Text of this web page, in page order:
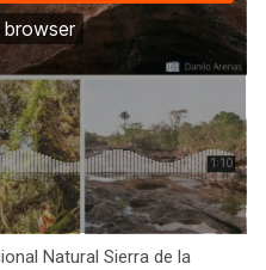
Natural Sierra de la